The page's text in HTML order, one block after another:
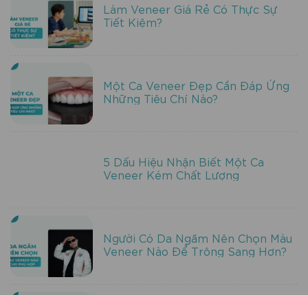
Làm Veneer Giá Rẻ Có Thực Sự
Tiết Kiệm?
Một Ca Veneer Đẹp Cần Đáp Ứng
Những Tiêu Chí Nào?
5 Dấu Hiệu Nhận Biết Một Ca
Veneer Kém Chất Lượng
Người Có Da Ngăm Nên Chọn Màu
Veneer Nào Để Trông Sang Hơn?